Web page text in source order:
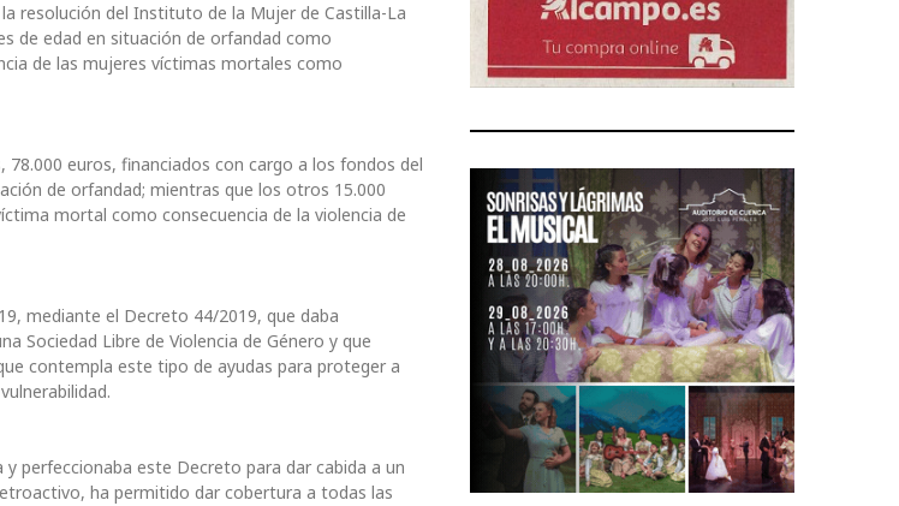
resolución del Instituto de la Mujer de Castilla-La
de edad en situación de orfandad como
de las mujeres víctimas mortales como
euros, financiados con cargo a los fondos del
de orfandad; mientras que los otros 15.000
mortal como consecuencia de la violencia de
mediante el Decreto 44/2019, que daba
Sociedad Libre de Violencia de Género y que
contempla este tipo de ayudas para proteger a
perfeccionaba este Decreto para dar cabida a un
ha permitido dar cobertura a todas las